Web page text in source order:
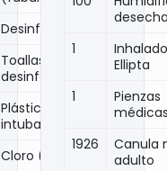
Desinfectantes
Toallas
desinfectantes
Plástico para
intubación
Cloro (Botes)
1
Ellipta
1
Pienzas
1926
Canula
adulto